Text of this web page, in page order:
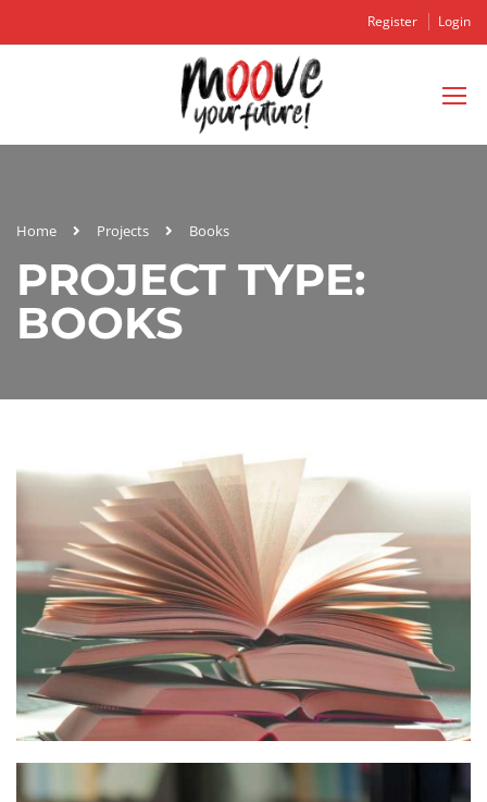
Register Login
Home Projects Books
PROJECT TYPE:
BOOKS